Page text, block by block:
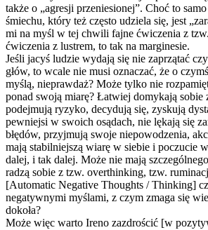
także o „agresji przeniesionej”. Choć to
śmiechu, który też często udziela się, jest
mi na myśl w tej chwili fajne ćwiczenia z
ćwiczenia z lustrem, to tak na marginesie.
Jeśli jacyś ludzie wydają się nie zaprzątać
głów, to wcale nie musi oznaczać, że o
myślą, nieprawdaż? Może tylko nie
ponad swoją miarę? Łatwiej domykają sobie
podejmują ryzyko, decydują się, zyskują
pewniejsi w swoich osądach, nie lękają się
błędów, przyjmują swoje niepowodzenia,
mają stabilniejszą wiarę w siebie i poczucie
dalej, i tak dalej. Może nie mają
radzą sobie z tzw. overthinking, tzw.
[Automatic Negative Thoughts / Thinking]
negatywnymi myślami, z czym zmaga się
dokoła?
Może więc warto Ireno zazdrościć [w